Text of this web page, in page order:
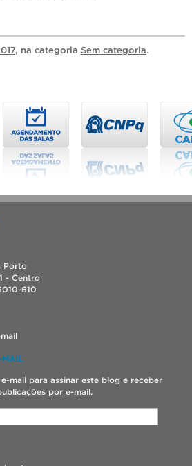
, na categoria Sem categoria.
Porto
- Centro
610
MAIL
mail para assinar este blog e receber
por e-mail.